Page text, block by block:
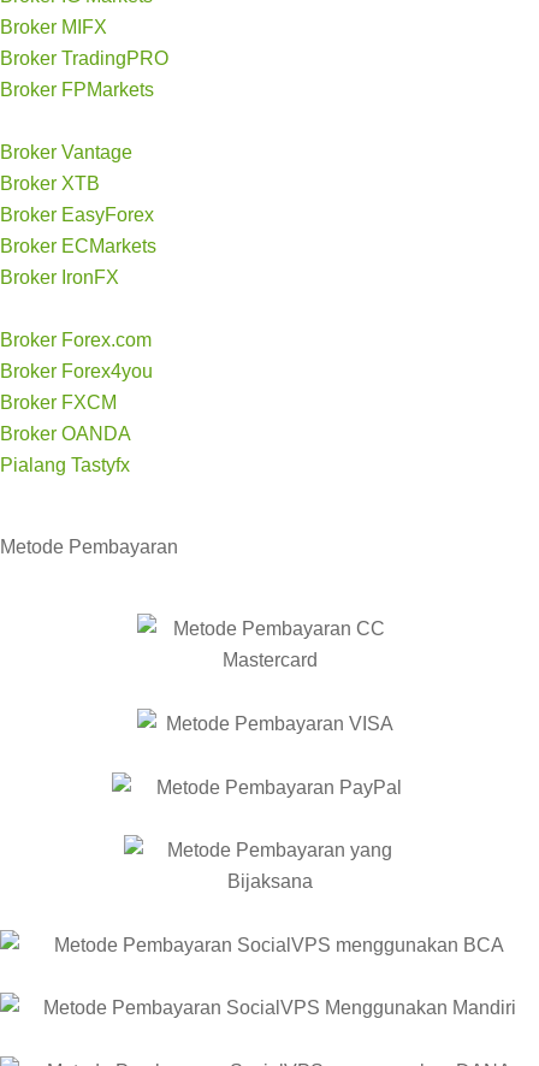
Broker MIFX
Broker TradingPRO
Broker FPMarkets
Broker Vantage
Broker XTB
Broker EasyForex
Broker ECMarkets
Broker IronFX
Broker Forex.com
Broker Forex4you
Broker FXCM
Broker OANDA
Pialang Tastyfx
Metode Pembayaran